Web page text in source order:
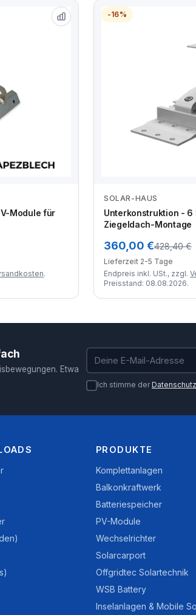
Module für
.
-16%
Zum
SOLAR-HAUS
Unterkonstruktion - 6
Ziegeldach-Montage
360,00 €428,40 €
Lieferzeit 2-5 Tage
Endpreis inkl. USt., zzgl.
Preisstand: 08.08.2026.
Etwa
E-Mail-Adresse
Ich stimme der
PRODUKTE
Komplettanlagen
Balkonkraftwerk
Batteriespeicher
PV-Module
Wechselrichter
Solarcarport
Offgridtec Solartechnik
WSB Battery
Inselanlagen & Mobile